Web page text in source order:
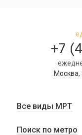
+7
Москва,
Все виды МРТ
Поиск по метро